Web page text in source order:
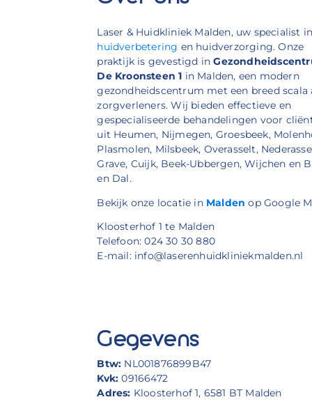
Laser & Huidkliniek Malden, uw specialist
huidverbetering en huidverzorging. Onze
praktijk is gevestigd in
De Kroonsteen 1 in Malden, een modern
gezondheidscentrum met een breed scala
zorgverleners. Wij bieden effectieve en
gespecialiseerde behandelingen voor
uit Heumen, Nijmegen, Groesbeek,
Plasmolen, Milsbeek, Overasselt,
Grave, Cuijk, Beek-Ubbergen, Wijchen en
en Dal.
Bekijk onze locatie in Malden op Google
Kloosterhof 1 te Malden
Telefoon: 024 30 30 880
E-mail: info@laserenhuidkliniekmalden.nl
Gegevens
Btw: NL001876899B47
Kvk: 09166472
Adres: Kloosterhof 1, 6581 BT Malden